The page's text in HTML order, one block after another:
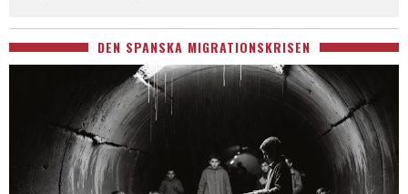
DEN SPANSKA MIGRATIONSKRISEN